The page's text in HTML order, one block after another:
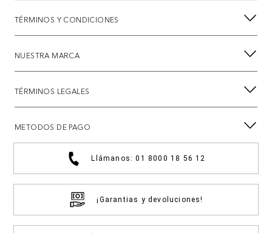
TÉRMINOS Y CONDICIONES
NUESTRA MARCA
TÉRMINOS LEGALES
METODOS DE PAGO
Llámanos: 01 8000 18 56 12
¡Garantias y devoluciones!